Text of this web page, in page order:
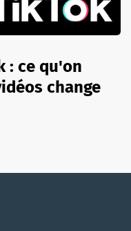
: ce qu'on
change